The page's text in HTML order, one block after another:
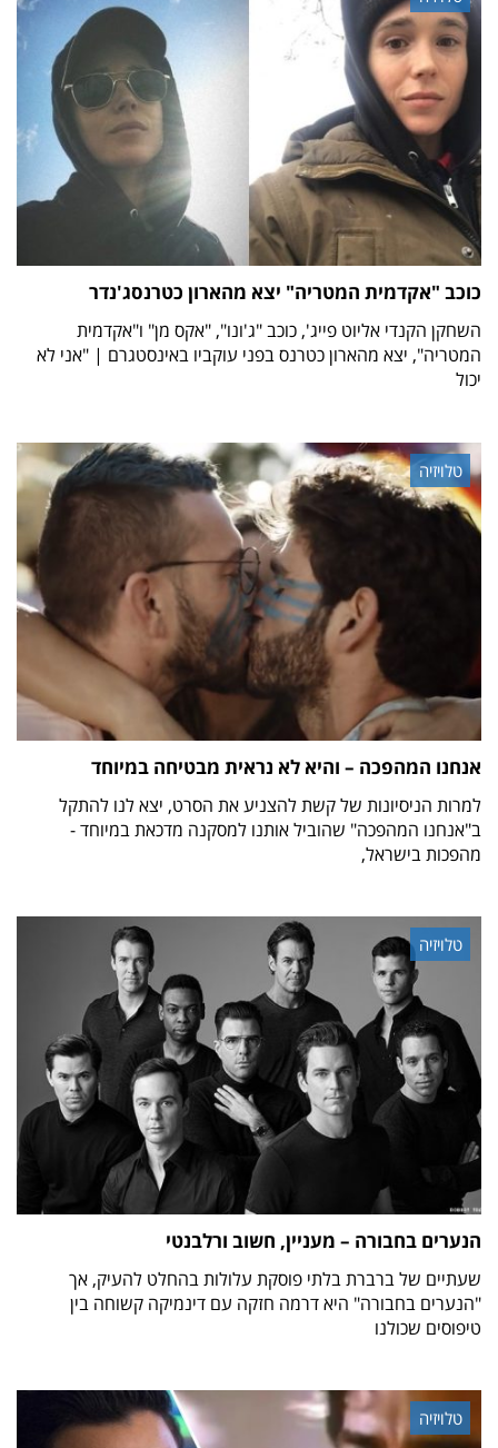
כוכב "אקדמית המטריה" יצא מהארון כטרנסג'נדר
השחקן הקנדי אליוט פייג', כוכב "ג'ונו", "אקס מן" ו"אקדמית
המטריה", יצא מהארון כטרנס בפני עוקביו באינסטגרם | "אני לא
יכול
טלויזיה
אנחנו המהפכה – והיא לא נראית מבטיחה במיוחד
למרות הניסיונות של קשת להצניע את הסרט, יצא לנו להתקל
ב"אנחנו המהפכה" שהוביל אותנו למסקנה מדכאת במיוחד -
מהפכות בישראל,
טלויזיה
הנערים בחבורה – מעניין, חשוב ורלבנטי
שעתיים של ברברת בלתי פוסקת עלולות בהחלט להעיק, אך
"הנערים בחבורה" היא דרמה חזקה עם דינמיקה קשוחה בין
טיפוסים שכולנו
טלויזיה